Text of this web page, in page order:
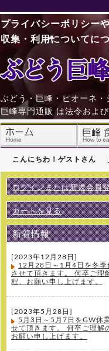
プライバシーポリシー
収集・利用についてに
ぶどう・巨峰・ピオーネ
巨峰専門通販 は法令およ
こんにちわ！ゲストさん
ログインまたは新規会員
カートを見る
新着情報
[2023年12月28日]
12月28日～1月4日を冬季
させて頂きます。 何卒ご理
程、お願い申し上げます。
[2023年5月28日]
5月3日～5月7日をGW休
せて頂きます。 何卒ご理解
お願い申し上げます。